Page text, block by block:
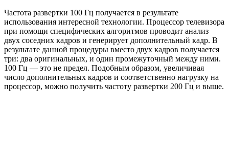
Частота развертки 100 Гц получается в результате
использования интересной технологии. Процессор телевизора
при помощи специфических алгоритмов проводит анализ
двух соседних кадров и генерирует дополнительный кадр. В
результате данной процедуры вместо двух кадров получается
три: два оригинальных, и один промежуточный между ними.
100 Гц — это не предел. Подобным образом, увеличивая
число дополнительных кадров и соответственно нагрузку на
процессор, можно получить частоту развертки 200 Гц и выше.